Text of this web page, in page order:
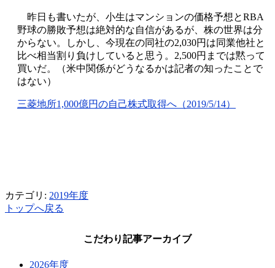
昨日も書いたが、小生はマンションの価格予想とRBA
野球の勝敗予想は絶対的な自信があるが、株の世界は分
からない。しかし、今現在の同社の2,030円は同業他社と
比べ相当割り負けしていると思う。2,500円までは黙って
買いだ。（米中関係がどうなるかは記者の知ったことで
はない）
三菱地所1,000億円の自己株式取得へ（2019/5/14）
カテゴリ: 2019年度
トップへ戻る
こだわり記事アーカイブ
2026年度